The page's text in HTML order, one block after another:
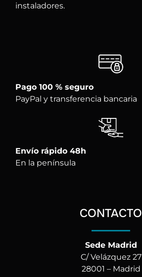
instaladores.
Pago 100 % seguro
PayPal y transferencia bancaria
Envío rápido 48h
En la península
CONTACTO
Sede Madrid
C/ Velázquez 27
28001 – Madrid